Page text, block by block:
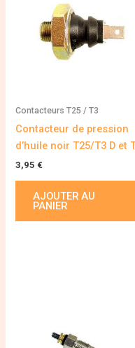
Contacteurs T25 / T3
Contacteur de pression
d’huile noir T25/T3 D et
3,95 €
AJOUTER AU
PANIER